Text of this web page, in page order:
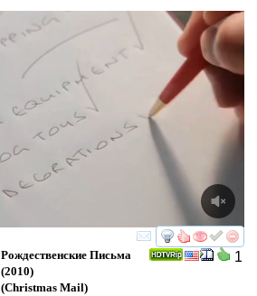
смотреть
1
Рождественские Письма
(2010)
(Christmas Mail)